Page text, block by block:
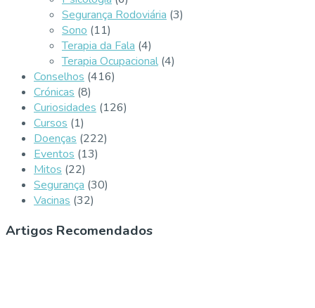
Segurança Rodoviária (3)
Sono (11)
Terapia da Fala (4)
Terapia Ocupacional (4)
Conselhos (416)
Crónicas (8)
Curiosidades (126)
Cursos (1)
Doenças (222)
Eventos (13)
Mitos (22)
Segurança (30)
Vacinas (32)
Artigos Recomendados